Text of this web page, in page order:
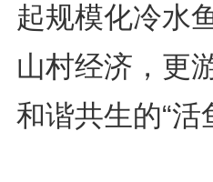
起规模化冷水
山村经济，更
和谐共生的“活